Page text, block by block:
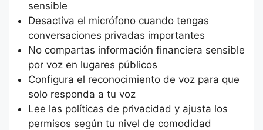
sensible
Desactiva el micrófono cuando tengas
conversaciones privadas importantes
No compartas información financiera sensible
por voz en lugares públicos
Configura el reconocimiento de voz para que
solo responda a tu voz
Lee las políticas de privacidad y ajusta los
permisos según tu nivel de comodidad